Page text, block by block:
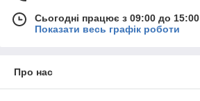
Сьогодні працює з 09:00 до 15:00
Показати весь графік роботи
Про нас